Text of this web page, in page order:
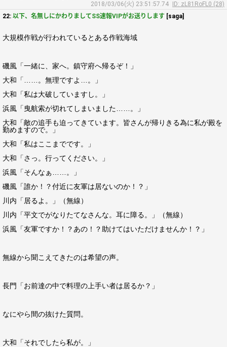
2018/03/06(火) 23:51:57.74
ID: zL81RoFL0 (28)
22: 以下、名無しにかわりましてSS速報VIPがお送りします [saga]
大規模作戦が行われているとある作戦海域
磯風「一緒に、家へ。鎮守府へ帰るぞ！」
大和「……。無理ですよ…。」
大和「私は大破していますし。」
浜風「曳航索が切れてしまいました……。」
大和「敵の追手も迫ってきています。皆さんが帰りきる為に私が殿を
勤めますので。」
大和「私はここまでです。」
大和「さっ。行ってください。」
浜風「そんなぁ……。」
磯風「誰か！？付近に友軍は居ないのか！？」
川内「居るよ。」（無線）
川内「平文でがなりたてなさんな。耳に障る。」（無線）
浜風「友軍ですか！？あの！？助けてはいただけませんか！？」
無線から聞こえてきたのは希望の声。
長門「お前達の中で料理の上手い者は居るか？」
なにやら間の抜けた質問。
大和「それでしたら私が。」